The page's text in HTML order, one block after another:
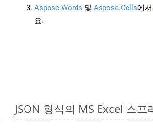
Aspose.Words 및 Aspose.Cells에서
요.
JSON 형식의 MS Excel 스